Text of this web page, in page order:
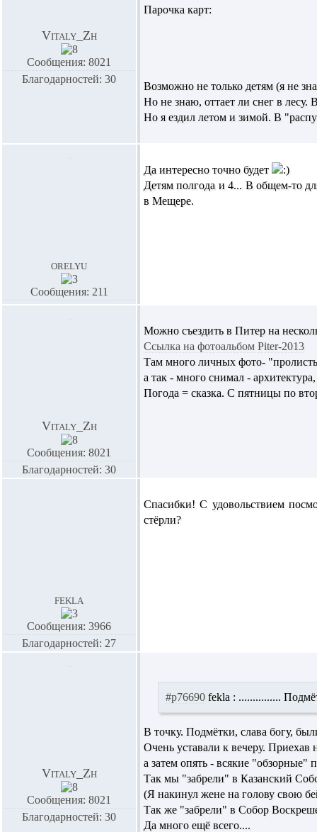
Vitaly_Zh
Сообщения: 8021
Благодарностей: 30
Парочка карт:
Возможно не только детям (я не
Но не знаю, оттает ли снег в лесу.
Но я ездил летом и зимой. В
orelyu
Сообщения: 211
Да интересно точно будет
Детям полгода и 4... В общем-то
в Мещере.
Vitaly_Zh
Сообщения: 8021
Благодарностей: 30
Можно съездить в Питер на
Ссылка на фотоальбом Piter-2013
Там много личных фото-
а так - много снимал -
Погода = сказка. С пятницы по
fekla
Сообщения: 3966
Благодарностей: 27
Спасибки! С удовольствием
стёрли?
Vitaly_Zh
Сообщения: 8021
Благодарностей: 30
#p76690 fekla : ...............
В точку. Подмётки, слава богу,
Очень уставали к вечеру.
а затем опять - всякие "обзорные"
Так мы "забрели" в Казанский
(Я накинул жене на голову свою
Так же "забрели" в Собор
Да много ещё всего....